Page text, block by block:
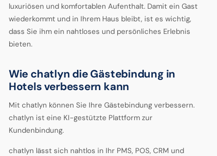
luxuriösen und komfortablen Aufenthalt. Damit ein Gast
wiederkommt und in Ihrem Haus bleibt, ist es wichtig,
dass Sie ihm ein nahtloses und persönliches Erlebnis
bieten.
Wie chatlyn die Gästebindung in
Hotels verbessern kann
Mit chatlyn können Sie Ihre Gästebindung verbessern.
chatlyn ist eine KI-gestützte Plattform zur
Kundenbindung.
chatlyn lässt sich nahtlos in Ihr PMS, POS, CRM und